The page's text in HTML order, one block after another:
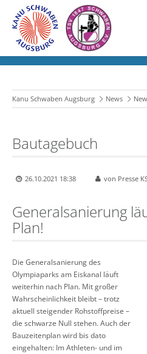
Kanu Schwaben Augsburg News
Bautagebuch
26.10.2021 18:38 von Presse
Generalsanierung
Plan!
Die Generalsanierung des
Olympiaparks am Eiskanal läuft
weiterhin nach Plan. Mit großer
Wahrscheinlichkeit bleibt – trotz
aktuell steigender Rohstoffpreise –
die schwarze Null stehen. Auch der
Bauzeitenplan wird bis dato
eingehalten: Im Athleten- und im